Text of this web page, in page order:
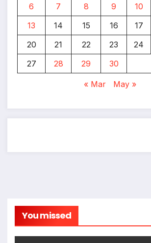
6
7 8 9 10
13
14 15 16 17
20
21 22 23 24
27
28 29 30
« Mar May »
You missed